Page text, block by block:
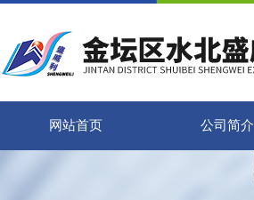
网站首页 公司简介